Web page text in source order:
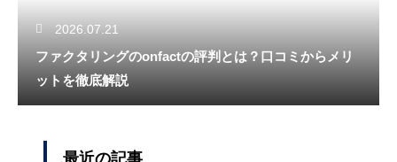
2026.07.21
ファクタリングのonfactの評判とは？口コミからメリ
ットを徹底解説
最近の記事